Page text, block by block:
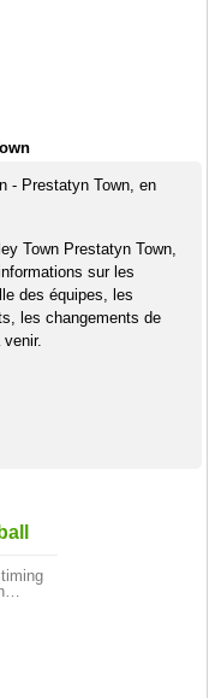
- Prestatyn Town, en
Town Prestatyn Town,
sur les
des équipes, les
les changements de